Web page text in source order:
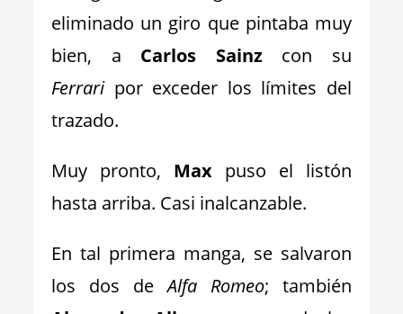
eliminado un giro que pintaba muy
bien, a Carlos Sainzcon su
Ferraripor exceder los límites del
trazado.
Muy pronto, Max puso el listón
hasta arriba. Casi inalcanzable.
En tal primera manga, se salvaron
los dos deAlfa Romeo; también